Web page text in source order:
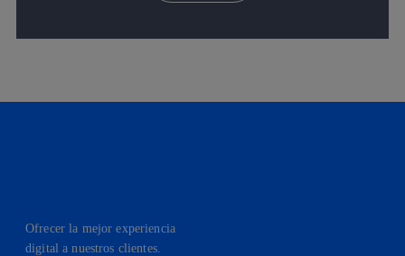
Ofrecer la mejor experiencia
digital a nuestros clientes.